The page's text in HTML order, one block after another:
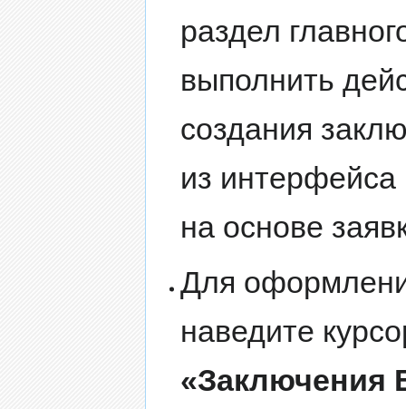
раздел
выполнить
создания
из интерфейса
на основе
Для
наведите
«Заключения